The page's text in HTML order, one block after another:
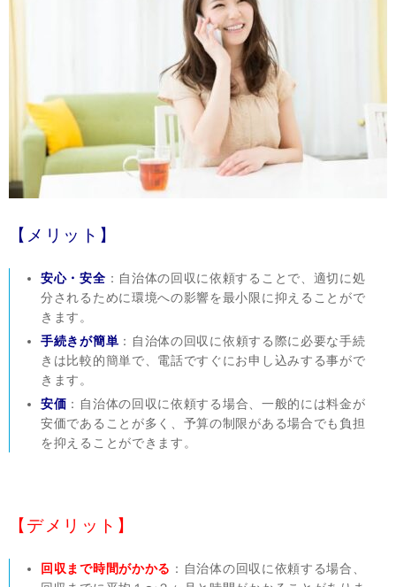
【メリット】
安心・安全 ：自治体の回収に依頼することで、適切に処
分されるために環境への影響を最小限に抑えることがで
きます。
手続きが簡単 ：自治体の回収に依頼する際に必要な手続
きは比較的簡単で、電話ですぐにお申し込みする事がで
きます。
安価 ：自治体の回収に依頼する場合、一般的には料金が
安価であることが多く、予算の制限がある場合でも負担
を抑えることができます。
【デメリット】
回収まで時間がかかる ：自治体の回収に依頼する場合、